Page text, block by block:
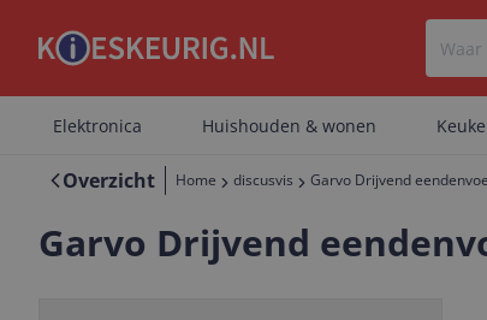
Elektronica Huishouden & wonen
Overzicht Home discusvis Garvo Drijvend
Garvo Drijvend